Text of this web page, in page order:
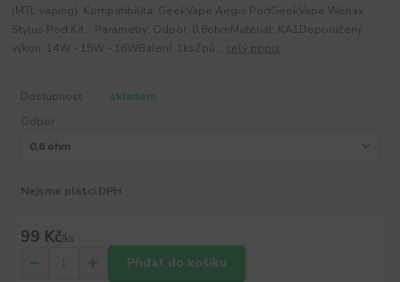
(MTL vaping). Kompatibilita: GeekVape Aegis PodGeekVape Wenax
Stylus Pod Kit Parametry: Odpor: 0,6ohmMateriál: KA1Doporučený
výkon: 14W - 15W - 16WBalení: 1ksZpů... celý popis
Dostupnost
skladem
Odpor
Nejsme plátci DPH
99 Kč/ks
Přidat do košíku